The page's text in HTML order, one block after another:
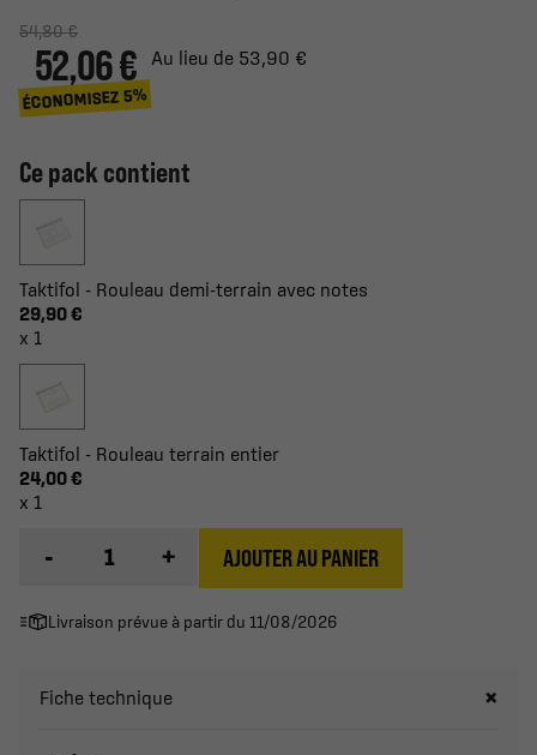
54,80 €
52,06 €
ÉCONOMISEZ 5%
Au lieu de 53,90 €
Ce pack contient
Taktifol - Rouleau demi-terrain avec notes
29,90 €
x 1
Taktifol - Rouleau terrain entier
24,00 €
x 1
- + AJOUTER AU PANIER
Livraison prévue à partir du 11/08/2026
Fiche technique